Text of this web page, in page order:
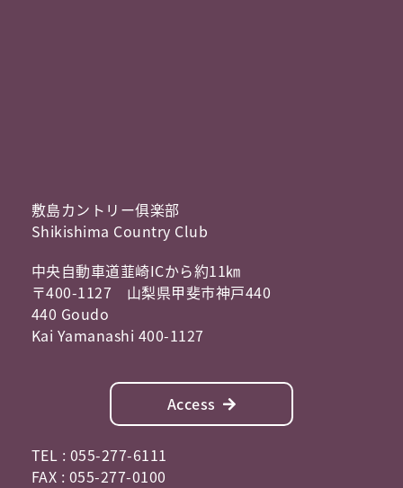
敷島カントリー俱楽部
Shikishima Country Club
中央自動車道韮崎ICから約11㎞
〒400-1127 山梨県甲斐市神戸440
440 Goudo
Kai Yamanashi 400-1127
Access
TEL : 055-277-6111
FAX : 055-277-0100